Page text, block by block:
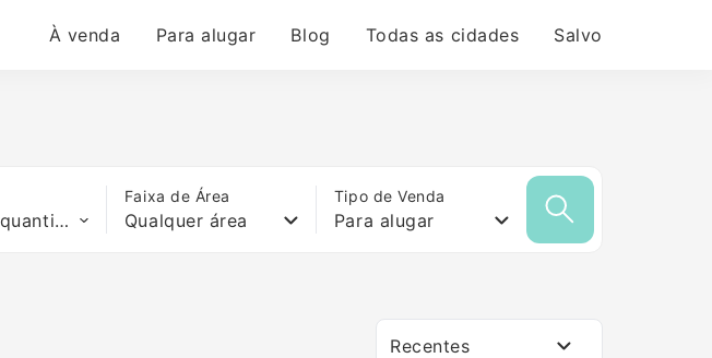
À venda Para alugar Blog Todas as cidades Salvo
Qualquer quantidade de quartos
Faixa de Área
Qualquer área
Tipo de Venda
Para alugar
Recentes